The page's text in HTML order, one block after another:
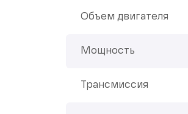
Объем двигателя
Мощность
Трансмиссия